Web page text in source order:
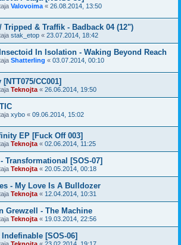
Valovoima « 26.08.2014, 13:50
Tripped & Traffik - Badback 04 (12")
stak_etop « 23.07.2014, 18:42
In Isolation - Waking Beyond Reach
Shatterling « 03.07.2014, 00:10
CC001]
Teknojta « 26.06.2014, 19:50
xybo « 09.06.2014, 15:02
EP [Fuck Off 003]
Teknojta « 02.06.2014, 11:25
Transformational [SOS-07]
Teknojta « 20.05.2014, 00:18
- My Love Is A Bulldozer
Teknojta « 12.04.2014, 10:31
Grewzell - The Machine
Teknojta « 19.03.2014, 22:56
[SOS-06]
Teknojta « 23.02.2014, 19:17